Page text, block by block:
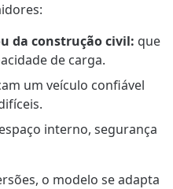
da construção civil: que
de carga.
um veículo confiável
interno, segurança
o modelo se adapta